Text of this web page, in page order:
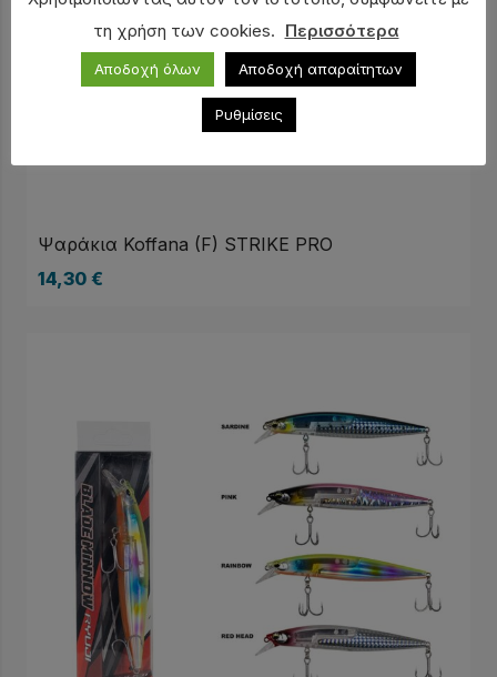
Ψαράκια Koffana (F) STRIKE PRO
14,30 €
τη χρήση των cookies. Περισσότερα
Αποδοχή όλων Αποδοχή απαραίτητων
Ρυθμίσεις